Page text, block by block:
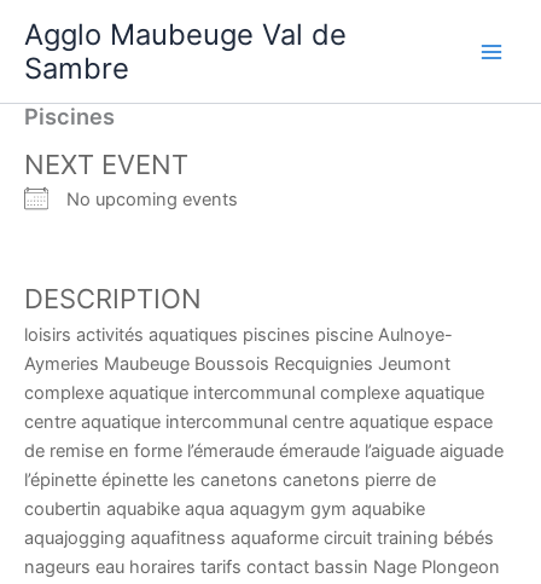
contenu
Agglo Maubeuge Val de
Sambre
Piscines
NEXT EVENT
No upcoming events
DESCRIPTION
loisirs activités aquatiques piscines piscine Aulnoye-
Aymeries Maubeuge Boussois Recquignies Jeumont
complexe aquatique intercommunal complexe aquatique
centre aquatique intercommunal centre aquatique espace
de remise en forme l’émeraude émeraude l’aiguade aiguade
l’épinette épinette les canetons canetons pierre de
coubertin aquabike aqua aquagym gym aquabike
aquajogging aquafitness aquaforme circuit training bébés
nageurs eau horaires tarifs contact bassin Nage Plongeon